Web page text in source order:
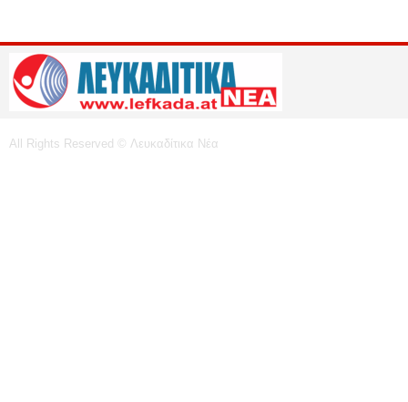
All Rights Reserved © Λευκαδίτικα Νέα